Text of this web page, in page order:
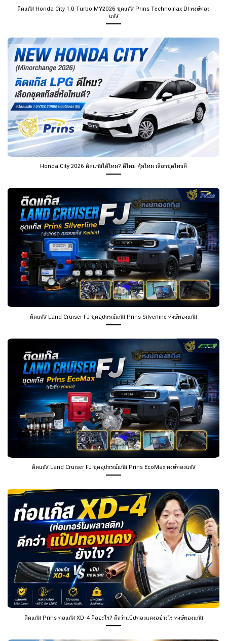
ติดแก๊ส Honda City 1.0 Turbo MY2026 ชุดแก๊ส Prins Technomax DI หงษ์ทอง
แก๊ส
Honda City 2026 ติดแก๊สได้ไหม? ดีไหม คุ้มไหม เลือกชุดไหนดี
ติดแก๊ส Land Cruiser FJ ชุดอุปกรณ์แก๊ส Prins Silverline หงษ์ทองแก๊ส
ติดแก๊ส Land Cruiser FJ ชุดอุปกรณ์แก๊ส Prins EcoMax หงษ์ทองแก๊ส
ติดแก๊ส Prins ท่อแก๊ส XD-4 คืออะไร? ดีกว่าแป๊ปทองแดงอย่างไร หงษ์ทองแก๊ส